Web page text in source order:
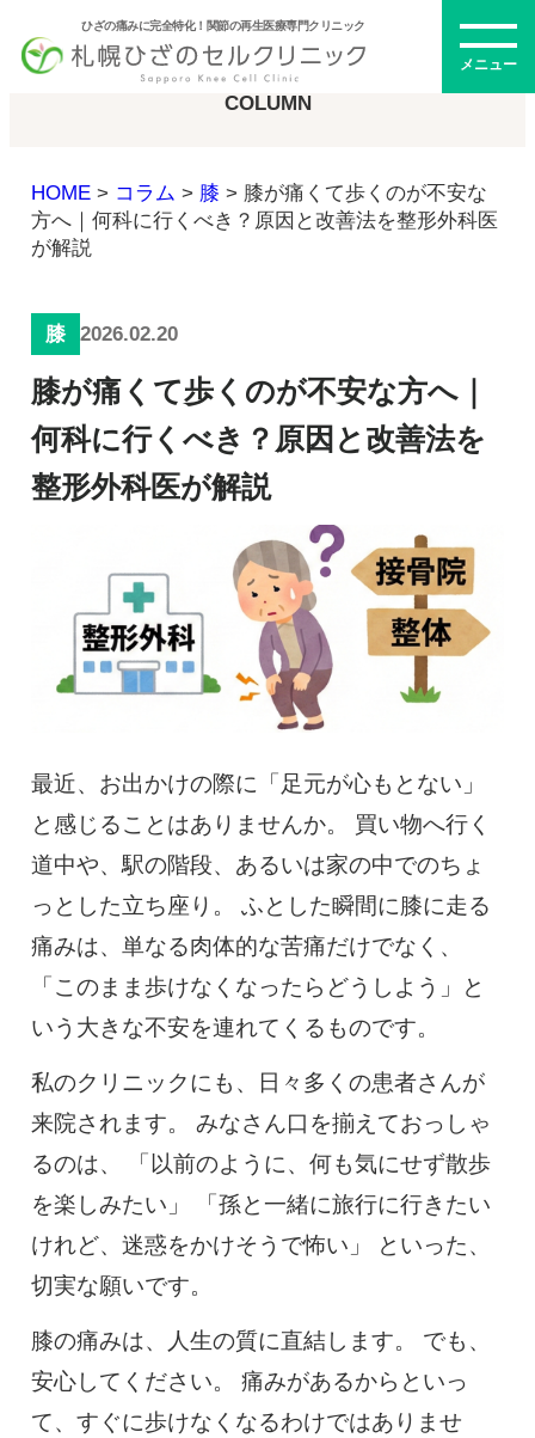
ひざの痛みに完全特化！関節の再生医療専門クリニック
メニュー
初めての方へ
ひざの再生医療とは
幹細胞治療
PRP治療
幹細胞培養上清液
慢性疼痛
再生医療とは
ドクター紹介
症例
よくある質問
クリニック紹介
お知らせ 採用情報 コラム
予約フォーム
治療電話相談はこちら
0120-117-560
※上記電話番号をタップで電話が繋がります
電話受付時間：月〜金／9:00〜16:30（土日祝休）
コラム
COLUMN
HOME> コラム > 膝 > 膝が痛くて歩くのが不安な
方へ｜何科に行くべき？原因と改善法を整形外科医
が解説
膝 2026.02.20
膝が痛くて歩くのが不安な方へ｜
何科に行くべき？原因と改善法を
整形外科医が解説
最近、お出かけの際に「足元が心もとない」
と感じることはありませんか。 買い物へ行く
道中や、駅の階段、あるいは家の中でのちょ
っとした立ち座り。 ふとした瞬間に膝に走る
痛みは、単なる肉体的な苦痛だけでなく、
「このまま歩けなくなったらどうしよう」と
いう大きな不安を連れてくるものです。
私のクリニックにも、日々多くの患者さんが
来院されます。 みなさん口を揃えておっしゃ
るのは、 「以前のように、何も気にせず散歩
を楽しみたい」 「孫と一緒に旅行に行きたい
けれど、迷惑をかけそうで怖い」 といった、
切実な願いです。
膝の痛みは、人生の質に直結します。 でも、
安心してください。 痛みがあるからといっ
て、すぐに歩けなくなるわけではありませ